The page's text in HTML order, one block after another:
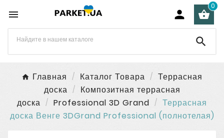
  
0

Главная Каталог Товара
Террасная
доска
Композитная террасная
доска
Professional 3D Grand
Террасная
доска Венге 3DGrand Professional (полнотелая)